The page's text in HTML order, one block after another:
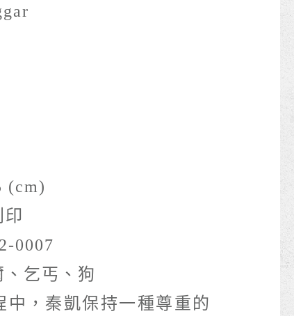
(cm)
印
0007
乞丐、狗
中，秦凱保持一種尊重的